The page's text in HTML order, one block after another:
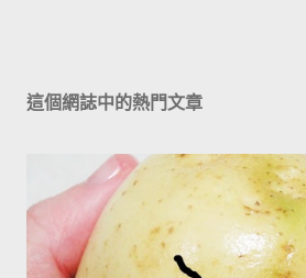
這個網誌中的熱門文章